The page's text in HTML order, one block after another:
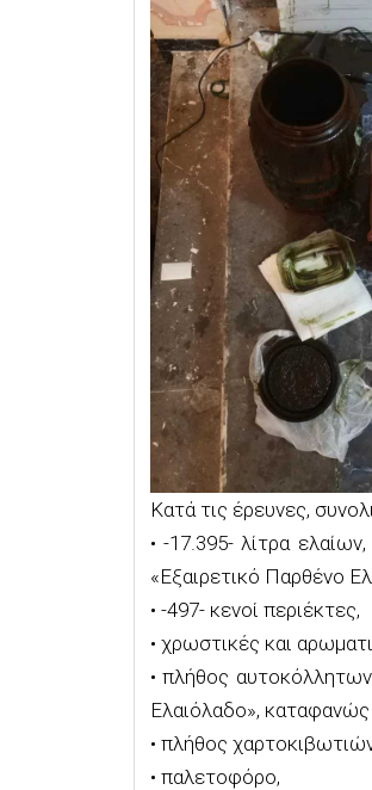
Κατά τις έρευνες,
• -17.395- λίτρα
«Εξαιρετικό Παρθένο
• -497- κενοί περιέκτες,
• χρωστικές και
• πλήθος
Ελαιόλαδο»,
• πλήθος
• παλετοφόρο,